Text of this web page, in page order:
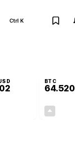
Ctrl K
BTC
64.520